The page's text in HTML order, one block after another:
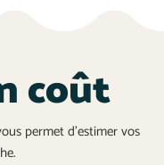
coût
permet d’estimer vos